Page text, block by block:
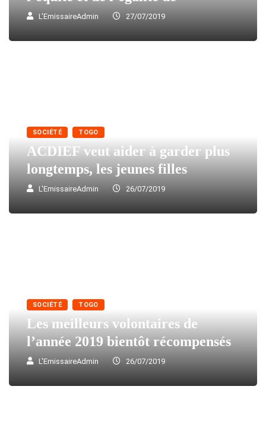
L'EmissaireAdmin 27/07/2019
SOCIÉTÉ TOGO
ACDIEF veut aider à garder plus
longtemps, les jeunes filles
L'EmissaireAdmin 26/07/2019
SOCIÉTÉ TOGO
Les meilleurs volontaires de
l’année 2019 bientôt récompensés
L'EmissaireAdmin 26/07/2019